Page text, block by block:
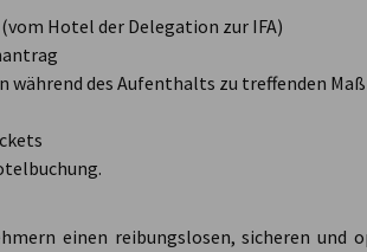
Hotel der Delegation zur IFA)
des Aufenthalts zu treffenden
einen reibungslosen, sicheren und